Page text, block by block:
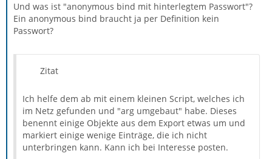
Und was ist "anonymous bind mit hinterlegtem Passwort"?
Ein anonymous bind braucht ja per Definition kein
Passwort?
Zitat
Ich helfe dem ab mit einem kleinen Script, welches ich
im Netz gefunden und "arg umgebaut" habe. Dieses
benennt einige Objekte aus dem Export etwas um und
markiert einige wenige Einträge, die ich nicht
unterbringen kann. Kann ich bei Interesse posten.